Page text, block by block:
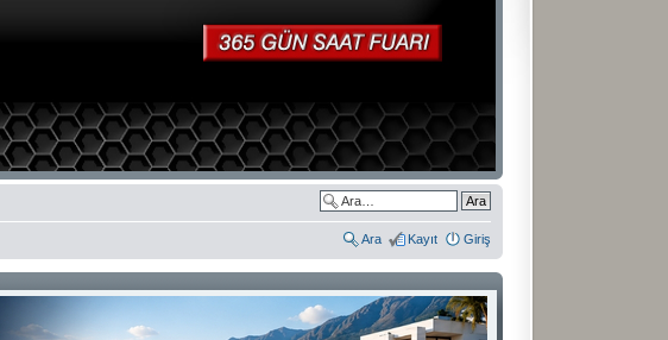
Ara Kayıt Giriş